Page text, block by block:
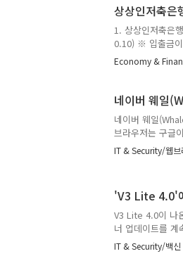
0.30) 2020년 7
상상인저축
1. 상상인저축은
0.10) ※ 입출금이
다. 2. 시행일자 :
이자는 '원래' 하
뱅 파킹통장 보통
Economy &
네이버 웨일
네이버 웨일
브라우저는 구글
저입니다. 이번에
(2021.03.18) 신
때 다시 묻지 않
류 해결 - 포토 에
일 ..
IT & Security/웹브
'V3 Lite 4.0'
V3 Lite 4.0이 나
너 업데이트를
너무 오랜 시간이
천 설정!
IT & Security/백신